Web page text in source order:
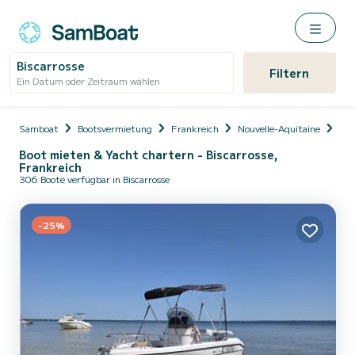
Biscarrosse
Ein Datum oder Zeitraum wählen Filtern
Samboat Bootsvermietung Frankreich Nouvelle-Aquitaine
Boot mieten & Yacht chartern - Biscarrosse,
Frankreich
306 Boote verfügbar in Biscarrosse
-25%